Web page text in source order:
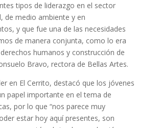
tipos de liderazgo en el sector
de medio ambiente y en
y que fue una de las necesidades
de manera conjunta, como lo era
humanos y construcción de
Bravo, rectora de Bellas Artes.
en El Cerrito, destacó que los jóvenes
papel importante en el tema de
por lo que “nos parece muy
estar hoy aquí presentes, son